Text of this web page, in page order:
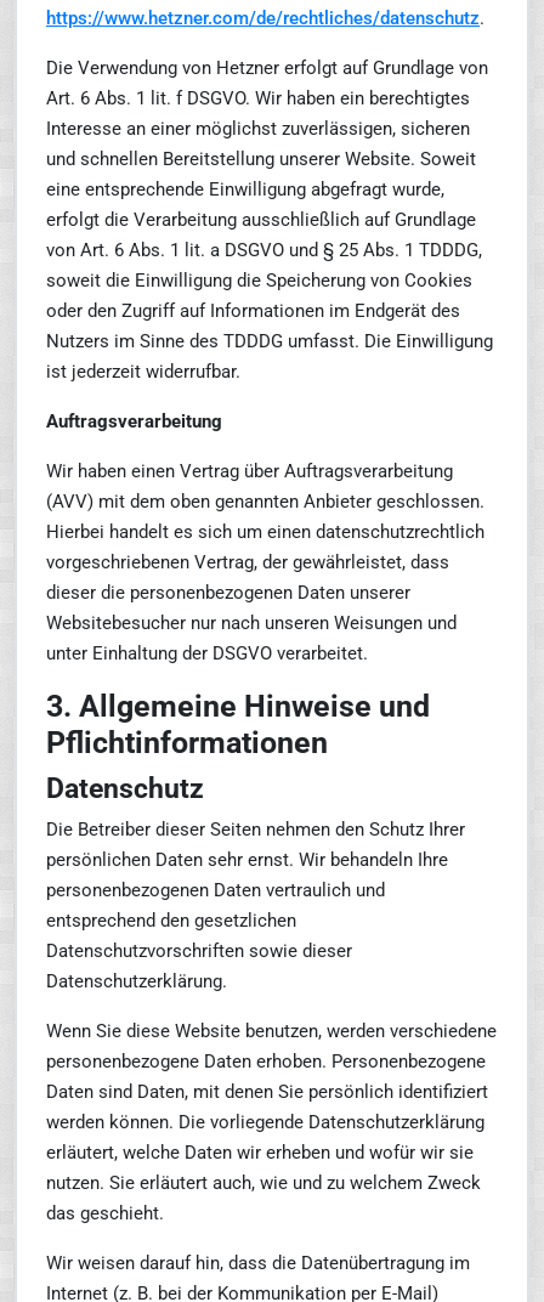
https://www.hetzner.com/de/rechtliches/datenschutz.
Die Verwendung von Hetzner erfolgt auf Grundlage von
Art. 6 Abs. 1 lit. f DSGVO. Wir haben ein berechtigtes
Interesse an einer möglichst zuverlässigen, sicheren
und schnellen Bereitstellung unserer Website. Soweit
eine entsprechende Einwilligung abgefragt wurde,
erfolgt die Verarbeitung ausschließlich auf Grundlage
von Art. 6 Abs. 1 lit. a DSGVO und § 25 Abs. 1 TDDDG,
soweit die Einwilligung die Speicherung von Cookies
oder den Zugriff auf Informationen im Endgerät des
Nutzers im Sinne des TDDDG umfasst. Die Einwilligung
ist jederzeit widerrufbar.
Auftragsverarbeitung
Wir haben einen Vertrag über Auftragsverarbeitung
(AVV) mit dem oben genannten Anbieter geschlossen.
Hierbei handelt es sich um einen datenschutzrechtlich
vorgeschriebenen Vertrag, der gewährleistet, dass
dieser die personenbezogenen Daten unserer
Websitebesucher nur nach unseren Weisungen und
unter Einhaltung der DSGVO verarbeitet.
3. Allgemeine Hinweise und
Pflichtinformationen
Datenschutz
Die Betreiber dieser Seiten nehmen den Schutz Ihrer
persönlichen Daten sehr ernst. Wir behandeln Ihre
personenbezogenen Daten vertraulich und
entsprechend den gesetzlichen
Datenschutzvorschriften sowie dieser
Datenschutzerklärung.
Wenn Sie diese Website benutzen, werden verschiedene
personenbezogene Daten erhoben. Personenbezogene
Daten sind Daten, mit denen Sie persönlich identifiziert
werden können. Die vorliegende Datenschutzerklärung
erläutert, welche Daten wir erheben und wofür wir sie
nutzen. Sie erläutert auch, wie und zu welchem Zweck
das geschieht.
Wir weisen darauf hin, dass die Datenübertragung im
Internet (z. B. bei der Kommunikation per E-Mail)